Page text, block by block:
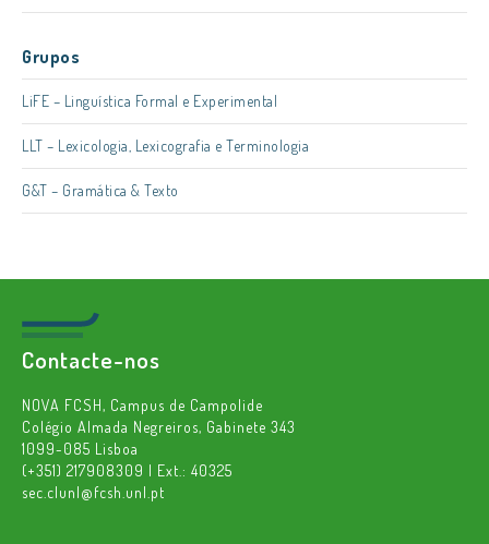
Grupos
LiFE – Linguística Formal e Experimental
LLT – Lexicologia, Lexicografia e Terminologia
G&T – Gramática & Texto
Contacte-nos
NOVA FCSH, Campus de Campolide
Colégio Almada Negreiros, Gabinete 343
1099-085 Lisboa
(+351) 217908309 | Ext.: 40325
sec.clunl@fcsh.unl.pt